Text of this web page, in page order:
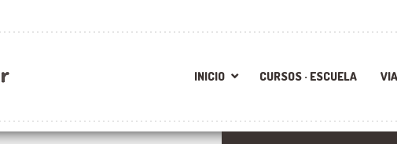
INICIO CURSOS · ESCUELA